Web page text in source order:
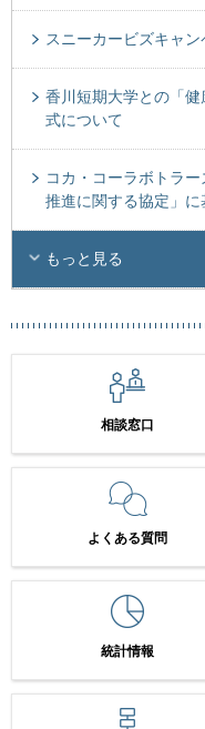
スニーカービズキャン
香川短期大学との「
式について
コカ・コーラボトラ
推進に関する協定」
もっと見る
相談窓口
よくある質問
統計情報